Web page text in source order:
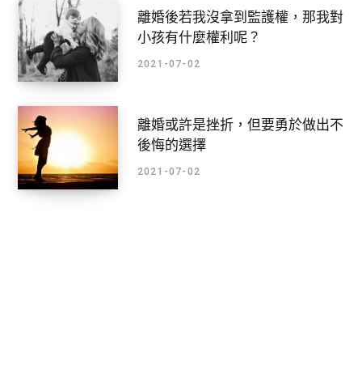
離婚後若我沒拿到監護權，那我對
小孩有什麼權利呢？
2021-07-02
離婚或許是挫折，但要勇於做出不
後悔的選擇
2021-07-02